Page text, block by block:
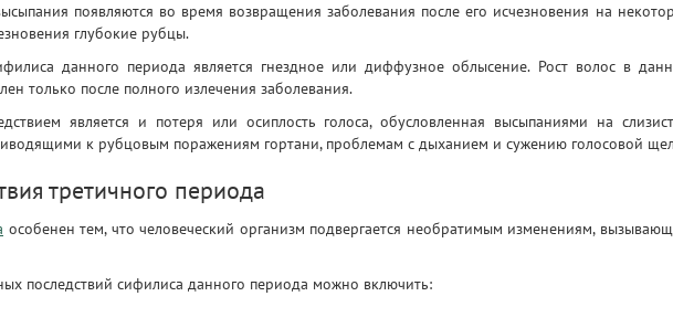
появляются во время возвращения заболевания после его исчезновения на
глубокие рубцы.
данного периода является гнездное или диффузное облысение. Рост волос в
только после полного излечения заболевания.
является и потеря или осиплость голоса, обусловленная высыпаниями на
к рубцовым поражениям гортани, проблемам с дыханием и сужению голосовой
третичного периода
особенен тем, что человеческий организм подвергается необратимым изменениям,
последствий сифилиса данного периода можно включить: